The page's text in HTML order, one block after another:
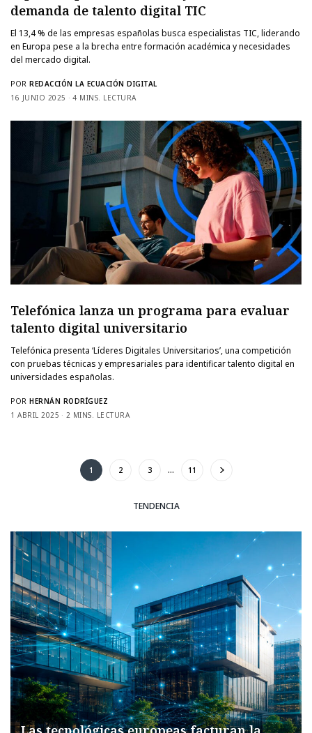
demanda de talento digital TIC
El 13,4 % de las empresas españolas busca especialistas TIC, liderando
en Europa pese a la brecha entre formación académica y necesidades
del mercado digital.
POR REDACCIÓN LA ECUACIÓN DIGITAL
16 JUNIO 2025
4 MINS. LECTURA
Telefónica lanza un programa para evaluar
talento digital universitario
Telefónica presenta ‘Líderes Digitales Universitarios’, una competición
con pruebas técnicas y empresariales para identificar talento digital en
universidades españolas.
POR HERNÁN RODRÍGUEZ
1 ABRIL 2025
2 MINS. LECTURA
1 2 3 … 11
TENDENCIA